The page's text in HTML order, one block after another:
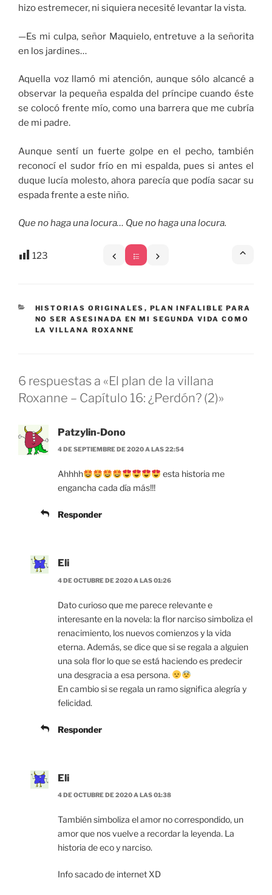
hizo estremecer, ni siquiera necesité levantar la vista.
—Es mi culpa, señor Maquielo, entretuve a la señorita
en los jardines…
Aquella voz llamó mi atención, aunque sólo alcancé a
observar la pequeña espalda del príncipe cuando éste
se colocó frente mío, como una barrera que me cubría
de mi padre.
Aunque sentí un fuerte golpe en el pecho, también
reconocí el sudor frío en mi espalda, pues si antes el
duque lucía molesto, ahora parecía que podía sacar su
espada frente a este niño.
Que no haga una locura… Que no haga una locura.
123
CATEGORÍAS
HISTORIAS ORIGINALES , PLAN INFALIBLE PARA
NO SER ASESINADA EN MI SEGUNDA VIDA COMO
LA VILLANA ROXANNE
6 respuestas a «El plan de la villana
Roxanne – Capítulo 16: ¿Perdón? (2)»
Patzylin-Dono
4 DE SEPTIEMBRE DE 2020 A LAS 22:54
Ahhhh
esta historia me
engancha cada día más!!!
Responder
Eli
4 DE OCTUBRE DE 2020 A LAS 01:26
Dato curioso que me parece relevante e
interesante en la novela: la flor narciso simboliza el
renacimiento, los nuevos comienzos y la vida
eterna. Además, se dice que si se regala a alguien
una sola flor lo que se está haciendo es predecir
una desgracia a esa persona.
En cambio si se regala un ramo significa alegría y
felicidad.
Responder
Eli
4 DE OCTUBRE DE 2020 A LAS 01:38
También simboliza el amor no correspondido, un
amor que nos vuelve a recordar la leyenda. La
historia de eco y narciso.
Info sacado de internet XD